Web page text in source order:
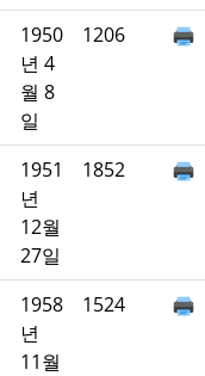
1950
년 4
월 8
일
1206
1951
년
12월
27일
1852
1958
년
11월
1524